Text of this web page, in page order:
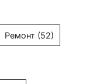
Ремонт (52)